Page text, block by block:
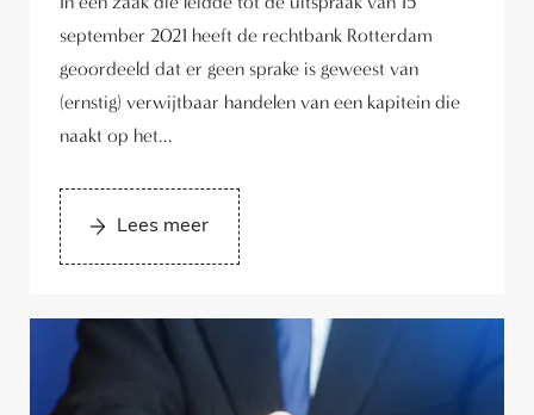
september 2021 heeft de rechtbank Rotterdam
geoordeeld dat er geen sprake is geweest van
(ernstig) verwijtbaar handelen van een kapitein die
naakt op het...
Lees meer